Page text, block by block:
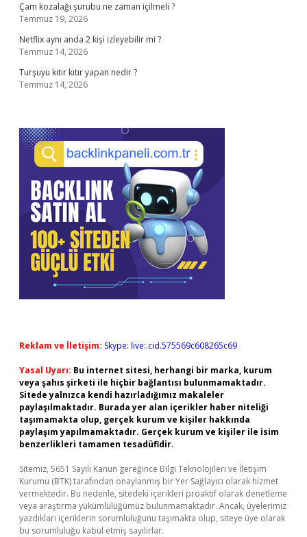
Çam kozalağı şurubu ne zaman içilmeli ?
Temmuz 19, 2026
Netflix aynı anda 2 kişi izleyebilir mi ?
Temmuz 14, 2026
Turşuyu kıtır kıtır yapan nedir ?
Temmuz 14, 2026
Reklam ve İletişim: Skype: live:.cid.575569c608265c69
Yasal Uyarı: Bu internet sitesi, herhangi bir marka, kurum
veya şahıs şirketi ile hiçbir bağlantısı bulunmamaktadır.
Sitede yalnızca kendi hazırladığımız makaleler
paylaşılmaktadır. Burada yer alan içerikler haber niteliği
taşımamakta olup, gerçek kurum ve kişiler hakkında
paylaşım yapılmamaktadır. Gerçek kurum ve kişiler ile isim
benzerlikleri tamamen tesadüfidir.
Sitemiz, 5651 Sayılı Kanun gereğince Bilgi Teknolojileri ve İletişim
Kurumu (BTK) tarafından onaylanmış bir Yer Sağlayıcı olarak hizmet
vermektedir. Bu nedenle, sitedeki içerikleri proaktif olarak denetleme
veya araştırma yükümlülüğümüz bulunmamaktadır. Ancak, üyelerimiz
yazdıkları içeriklerin sorumluluğunu taşımakta olup, siteye üye olarak
bu sorumluluğu kabul etmiş sayılırlar.